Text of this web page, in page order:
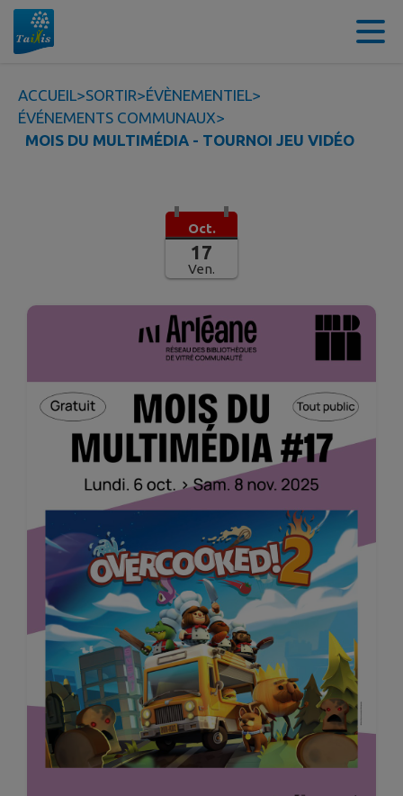
Contenu
ACCUEIL>SORTIR>ÉVÈNEMENTIEL>
ÉVÉNEMENTS COMMUNAUX>
MOIS DU MULTIMÉDIA - TOURNOI JEU VIDÉO
Oct.
17
Ven.